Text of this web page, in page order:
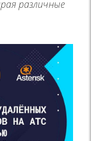
различные